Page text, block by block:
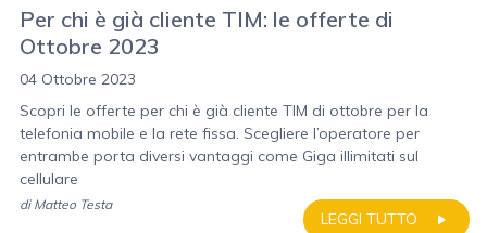
Per chi è già cliente TIM: le offerte di
Ottobre 2023
04 Ottobre 2023
Scopri le offerte per chi è già cliente TIM di ottobre per la
telefonia mobile e la rete fissa. Scegliere l’operatore per
entrambe porta diversi vantaggi come Giga illimitati sul
cellulare
LEGGI TUTTO
di Matteo Testa